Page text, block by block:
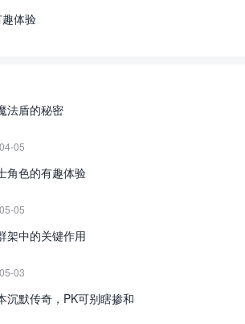
体验
法盾的秘密
05
角色的有趣体验
05
架中的关键作用
03
沉默传奇，PK可别瞎掺和